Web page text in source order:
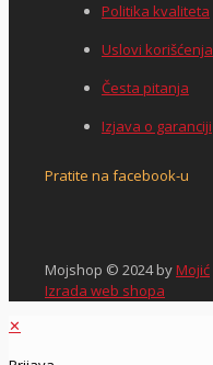
Politika kvaliteta
Uslovi korišćenja
Česta pitanja
Izjava o garanciji
Pratite na facebook-u
Mojshop © 2024 byMojić
Izrada web shopa
✕